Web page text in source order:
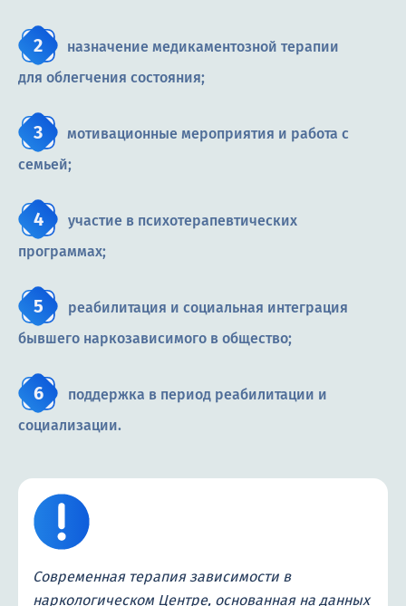
назначение медикаментозной терапии
для облегчения состояния;
мотивационные мероприятия и работа с
семьей;
участие в психотерапевтических
программах;
реабилитация и социальная интеграция
бывшего наркозависимого в общество;
поддержка в период реабилитации и
социализации.
Современная терапия зависимости в
наркологическом Центре, основанная на данных